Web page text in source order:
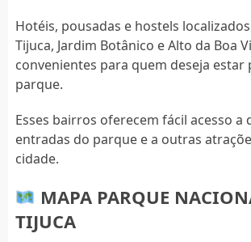
Hotéis, pousadas e hostels
Tijuca, Jardim Botânico e Alto da Boa
convenientes para quem deseja estar
parque.
Esses bairros oferecem fácil acesso a
entradas do parque e a outras
cidade.
MAPA PARQUE
TIJUCA